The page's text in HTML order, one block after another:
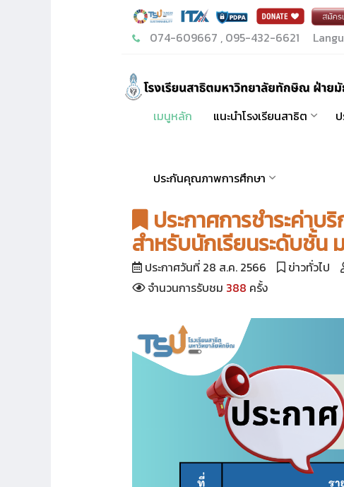
074-609667 , 095-432-6621
เมนูหลัก แนะนำโรงเรียนสาธิต
ประกันคุณภาพการศึกษา
ประกาศการชำระค่าบ
สำหรับนักเรียนระดับชั้น
ประกาศวันที่ 28 ส.ค. 2566 ข่าวทั่วไป
จำนวนการรับชม 388 ครั้ง